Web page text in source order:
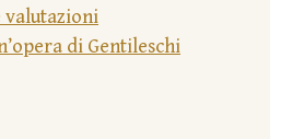
valutazioni
di Gentileschi